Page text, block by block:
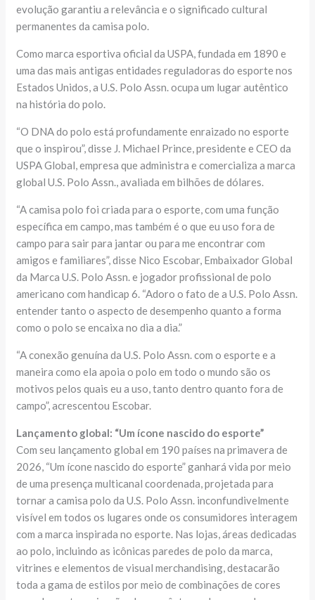
evolução garantiu a relevância e o significado cultural
permanentes da camisa polo.
Como marca esportiva oficial da USPA, fundada em 1890 e
uma das mais antigas entidades reguladoras do esporte nos
Estados Unidos, a U.S. Polo Assn. ocupa um lugar autêntico
na história do polo.
“O DNA do polo está profundamente enraizado no esporte
que o inspirou”, disse J. Michael Prince, presidente e CEO da
USPA Global, empresa que administra e comercializa a marca
global U.S. Polo Assn., avaliada em bilhões de dólares.
“A camisa polo foi criada para o esporte, com uma função
específica em campo, mas também é o que eu uso fora de
campo para sair para jantar ou para me encontrar com
amigos e familiares”, disse Nico Escobar, Embaixador Global
da Marca U.S. Polo Assn. e jogador profissional de polo
americano com handicap 6. “Adoro o fato de a U.S. Polo Assn.
entender tanto o aspecto de desempenho quanto a forma
como o polo se encaixa no dia a dia.”
“A conexão genuína da U.S. Polo Assn. com o esporte e a
maneira como ela apoia o polo em todo o mundo são os
motivos pelos quais eu a uso, tanto dentro quanto fora de
campo”, acrescentou Escobar.
Lançamento global: “Um ícone nascido do esporte”
Com seu lançamento global em 190 países na primavera de
2026, “Um ícone nascido do esporte” ganhará vida por meio
de uma presença multicanal coordenada, projetada para
tornar a camisa polo da U.S. Polo Assn. inconfundivelmente
visível em todos os lugares onde os consumidores interagem
com a marca inspirada no esporte. Nas lojas, áreas dedicadas
ao polo, incluindo as icônicas paredes de polo da marca,
vitrines e elementos de visual merchandising, destacarão
toda a gama de estilos por meio de combinações de cores